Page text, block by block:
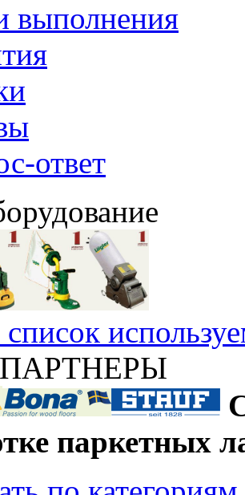
выполнения
ответ
паркетных